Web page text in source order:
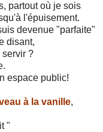
partout où je sois
l'épuisement.
devenue "parfaite"
disant,
?
espace public!
à la vanille,
"